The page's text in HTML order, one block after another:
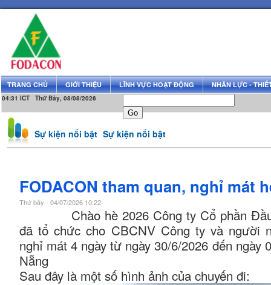
TRANG CHỦ GIỚI THIỆU LĨNH VỰC HOẠT ĐỘNG NHÂN LỰC -
04:31 ICT Thứ Bảy, 08/08/2026
Sự kiện nổi bật Sự kiện nổi bật
FODACON tham quan, nghỉ mát
Thứ bảy - 04/07/2026 10:22
Chào hè 2026 Công ty Cổ phần Đầu
đã tổ chức cho CBCNV Công ty và người
nghỉ mát 4 ngày từ ngày 30/6/2026 đến ngày
Nẵng
Sau đây là một số hình ảnh của chuyến đi: